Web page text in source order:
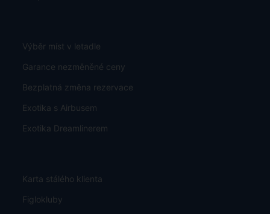
Výběr míst v letadle
Garance nezměněné ceny
Bezplatná změna rezervace
Exotika s Airbusem
Exotika Dreamlinerem
Karta stálého klienta
Figlokluby